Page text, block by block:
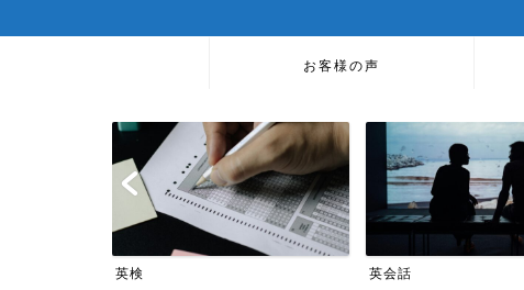
お客様の声
TOEIC